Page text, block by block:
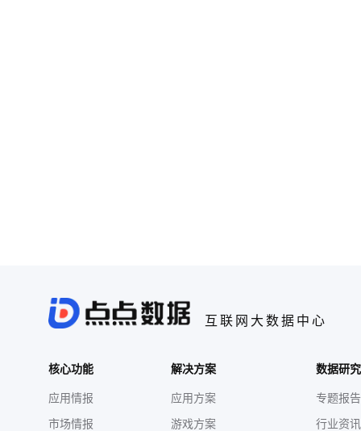
互联网大数据中心
核心功能
应用情报
市场情报
解决方案
应用方案
游戏方案
数据研
专题报告
行业资讯